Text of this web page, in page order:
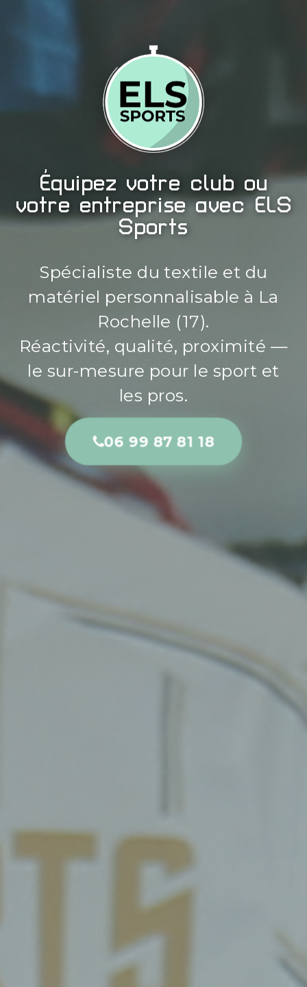
Équipez votre club ou
votre entreprise avec ELS
Sports
Spécialiste du textile et du
matériel personnalisable à La
Rochelle (17).
Réactivité, qualité, proximité —
le sur-mesure pour le sport et
les pros.
06 99 87 81 18